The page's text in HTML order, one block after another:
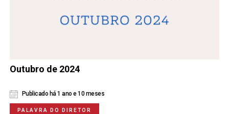
Outubro de 2024
Publicado há 1 ano e 10 meses
PALAVRA DO DIRETOR